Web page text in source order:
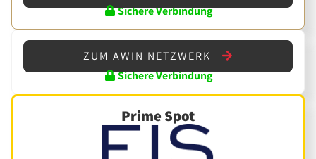
Sichere Verbindung
ZUM AWIN NETZWERK
Sichere Verbindung
Prime Spot